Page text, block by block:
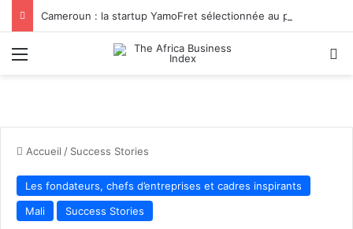
Menu
Accueil / Success Stories
Les fondateurs, chefs d’entreprises et cadres inspirants
Mali
Success Stories